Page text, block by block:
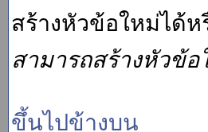
สร้างหัวข้อใหม่ได้
สามารถสร้างหัวข้
ขึ้นไปข้างบน